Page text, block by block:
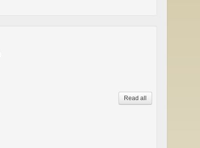
Read all